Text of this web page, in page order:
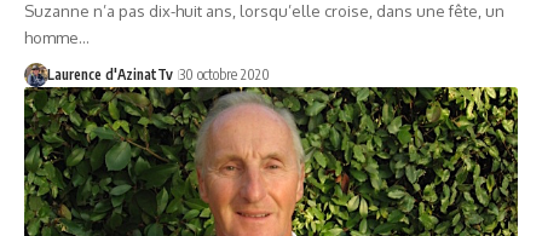
Suzanne n’a pas dix-huit ans, lorsqu’elle croise, dans une fête, un
homme…
Laurence d'AzinatTv 30 octobre 2020